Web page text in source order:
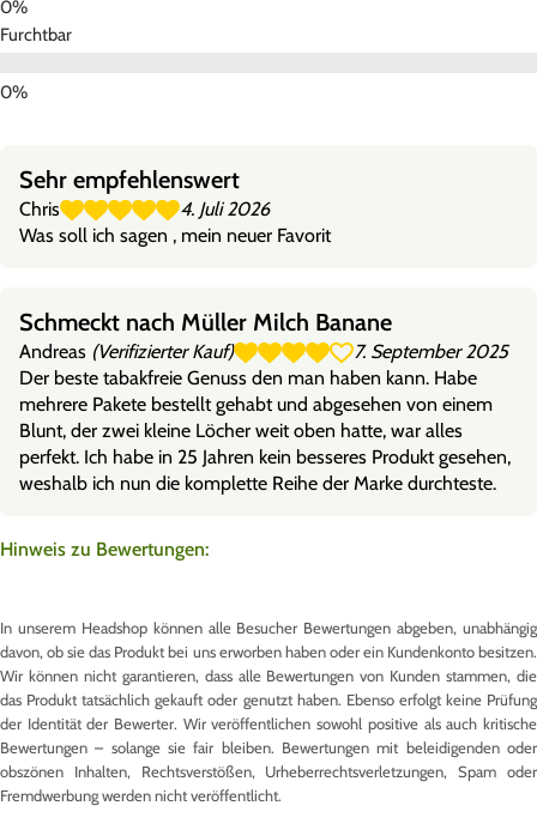
Furchtbar
Sehr empfehlenswert
Chris
4. Juli 2026
Was soll ich sagen , mein neuer Favorit
Schmeckt nach Müller Milch Banane
Andreas (Verifizierter Kauf)
7. September 2025
Der beste tabakfreie Genuss den man haben kann. Habe
mehrere Pakete bestellt gehabt und abgesehen von einem
Blunt, der zwei kleine Löcher weit oben hatte, war alles
perfekt. Ich habe in 25 Jahren kein besseres Produkt gesehen,
weshalb ich nun die komplette Reihe der Marke durchteste.
Hinweis zu Bewertungen:
In unserem Headshop können alle Besucher Bewertungen abgeben, unabhängig
davon, ob sie das Produkt bei uns erworben haben oder ein Kundenkonto besitzen.
Wir können nicht garantieren, dass alle Bewertungen von Kunden stammen, die
das Produkt tatsächlich gekauft oder genutzt haben. Ebenso erfolgt keine Prüfung
der Identität der Bewerter. Wir veröffentlichen sowohl positive als auch kritische
Bewertungen – solange sie fair bleiben. Bewertungen mit beleidigenden oder
obszönen Inhalten, Rechtsverstößen, Urheberrechtsverletzungen, Spam oder
Fremdwerbung werden nicht veröffentlicht.